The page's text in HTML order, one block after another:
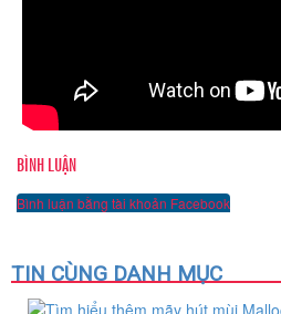
BÌNH LUẬN
Bình luận bằng tài khoản Facebook
TIN CÙNG DANH MỤC